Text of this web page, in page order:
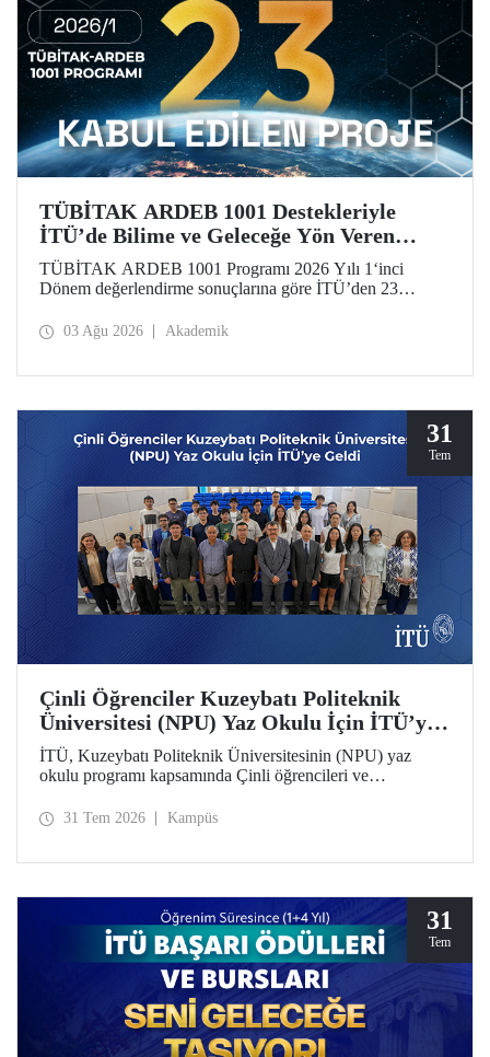
TÜBİTAK ARDEB 1001 Destekleriyle
İTÜ’de Bilime ve Geleceğe Yön Veren
Başarı
TÜBİTAK ARDEB 1001 Programı 2026 Yılı 1‘inci
Dönem değerlendirme sonuçlarına göre İTÜ’den 23
03 Ağu 2026 Akademik
31
Tem
Çinli Öğrenciler Kuzeybatı Politeknik
Üniversitesi (NPU) Yaz Okulu İçin İTÜ’ye
Geldi
İTÜ, Kuzeybatı Politeknik Üniversitesinin (NPU) yaz
okulu programı kapsamında Çinli öğrencileri ve
31 Tem 2026 Kampüs
31
Tem